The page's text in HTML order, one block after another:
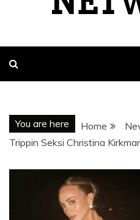
You are here Home
Trippin Seksi Christina